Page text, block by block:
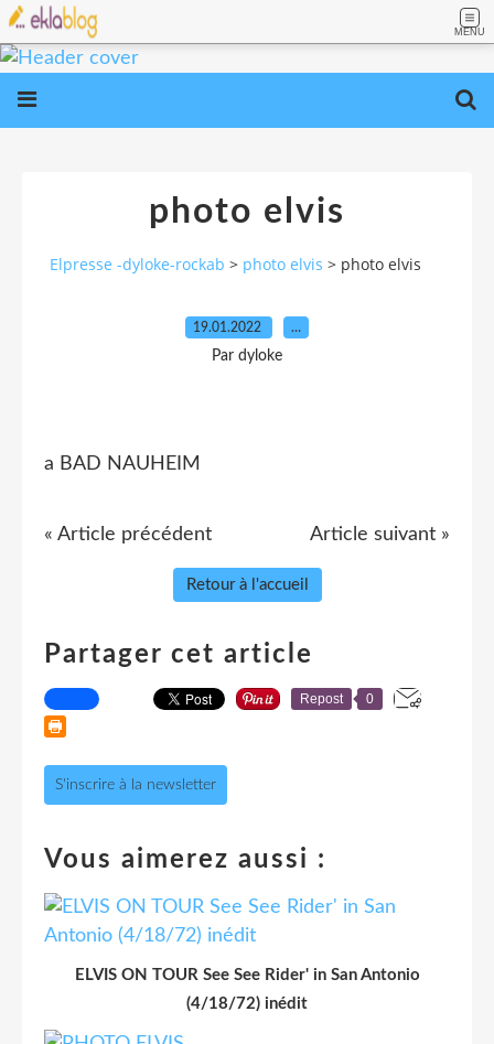
MENU
photo elvis
Elpresse -dyloke-rockab > photo elvis > photo elvis
19.01.2022 …
Par dyloke
a BAD NAUHEIM
« Article précédent Article suivant »
Retour à l'accueil
Partager cet article
Repost 0
S'inscrire à la newsletter
Vous aimerez aussi :
ELVIS ON TOUR See See Rider' in San Antonio
(4/18/72) inédit